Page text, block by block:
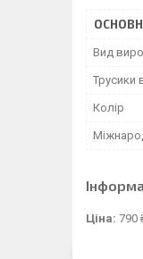
Вид
Трусики
Колір
Ціна: 790